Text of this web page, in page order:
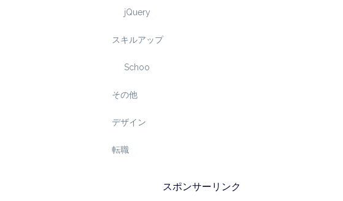
jQuery
スキルアップ
Schoo
その他
デザイン
転職
スポンサーリンク